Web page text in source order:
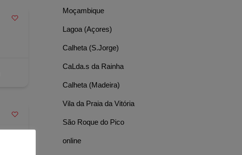
Moçambique
Lagoa (Açores)
Calheta (S.Jorge)
CaLda.s da Rainha
Calheta (Madeira)
Vila da Praia da Vitória
São Roque do Pico
online